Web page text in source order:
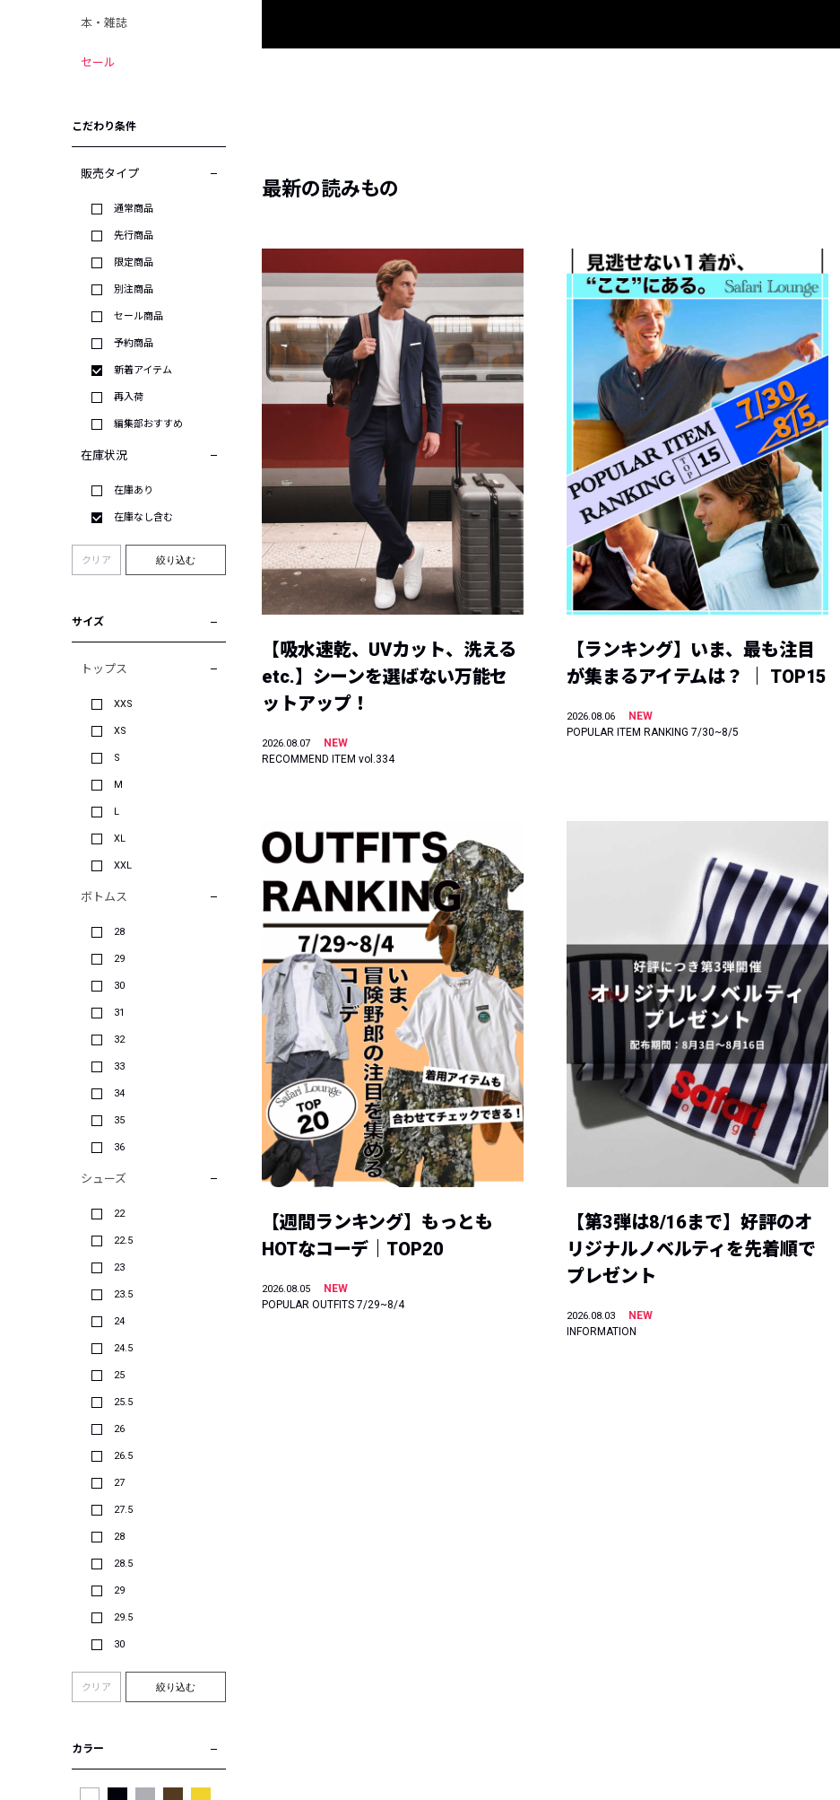
本・雑誌
セール
こだわり条件
販売タイプ
通常商品
先行商品
限定商品
別注商品
セール商品
予約商品
新着アイテム
再入荷
編集部おすすめ
在庫状況
在庫あり
在庫なし含む
クリア 絞り込む
サイズ
トップス
XXS
XS
S
M
L
XL
XXL
ボトムス
28
29
30
31
32
33
34
35
36
シューズ
22
22.5
23
23.5
24
24.5
25
25.5
26
26.5
27
27.5
28
28.5
29
29.5
30
クリア 絞り込む
カラー
最新の読みもの
【吸水速乾、UVカット、洗える
etc.】シーンを選ばない万能セ
ットアップ！
2026.08.07
NEW
RECOMMEND ITEM vol.334
【ランキング】いま、最も注目
が集まるアイテムは？ ｜ TOP15
2026.08.06
NEW
POPULAR ITEM RANKING 7/30~8/5
【週間ランキング】もっとも
HOTなコーデ｜TOP20
2026.08.05
NEW
POPULAR OUTFITS 7/29~8/4
【第3弾は8/16まで】好評のオ
リジナルノベルティを先着順で
プレゼント
2026.08.03
NEW
INFORMATION